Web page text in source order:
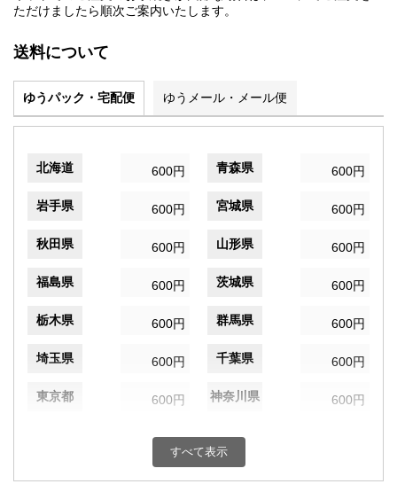
ただけましたら順次ご案内いたします。
送料について
ゆうパック・宅配便 ゆうメール・メール便
北海道 600円 青森県 600円
岩手県 600円 宮城県 600円
秋田県 600円 山形県 600円
福島県 600円 茨城県 600円
栃木県 600円 群馬県 600円
埼玉県 600円 千葉県 600円
東京都 600円 神奈川県 600円
600円 富山県
すべて表示